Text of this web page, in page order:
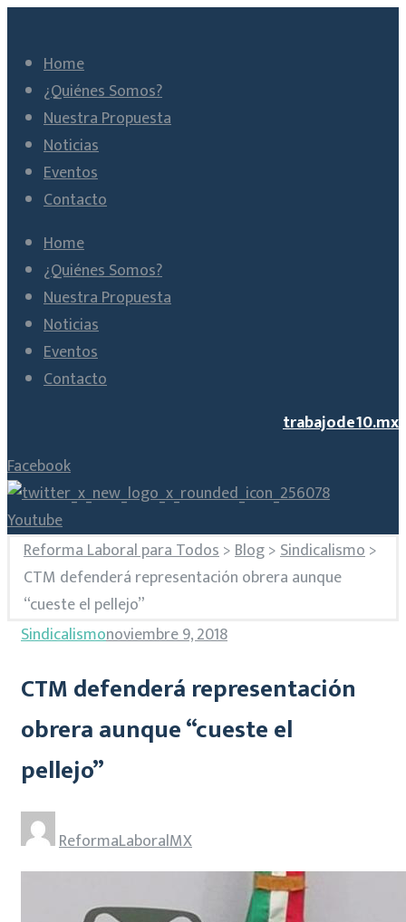
Home
¿Quiénes Somos?
Nuestra Propuesta
Noticias
Eventos
Contacto
Home
¿Quiénes Somos?
Nuestra Propuesta
Noticias
Eventos
Contacto
trabajode10.mx
Facebook
Youtube
Reforma Laboral para Todos>Blog>Sindicalismo>
CTM defenderá representación obrera aunque
“cueste el pellejo”
Sindicalismonoviembre 9, 2018
CTM defenderá representación
obrera aunque “cueste el
pellejo”
ReformaLaboralMX